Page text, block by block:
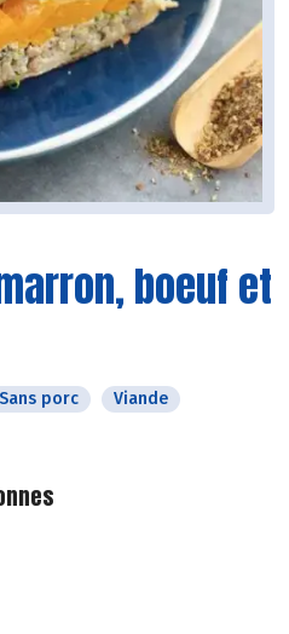
boeuf et
Sans porc
Viande